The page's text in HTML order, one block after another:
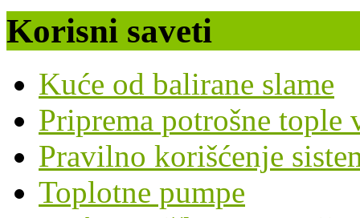
Korisni saveti
Kuće od balirane slame
Priprema potrošne tople
Pravilno korišćenje
Toplotne pumpe